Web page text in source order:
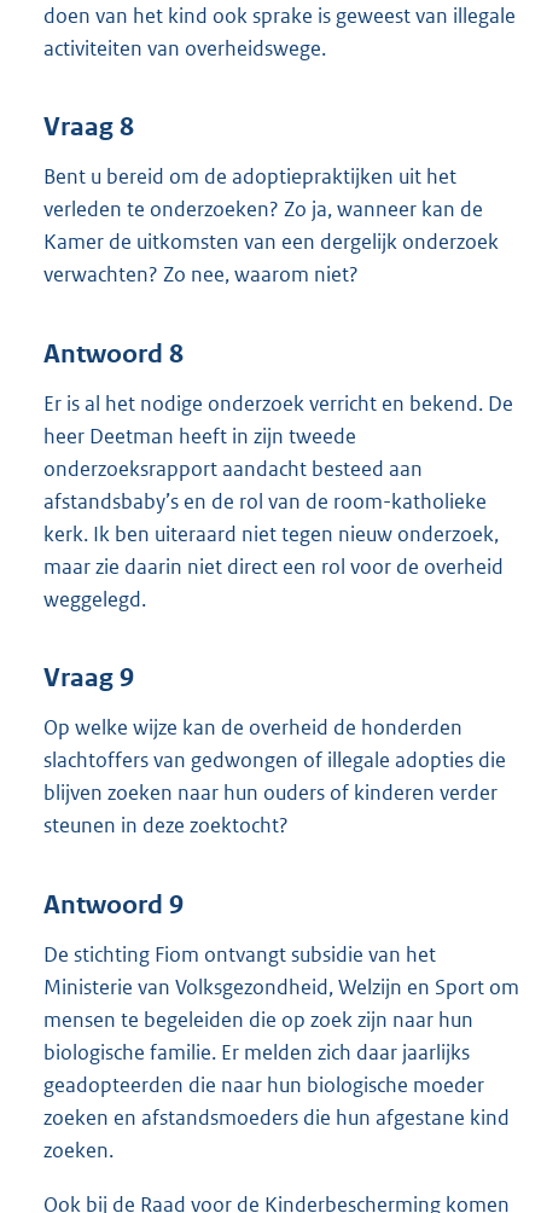
doen van het kind ook sprake is geweest van illegale
activiteiten van overheidswege.
Vraag 8
Bent u bereid om de adoptiepraktijken uit het
verleden te onderzoeken? Zo ja, wanneer kan de
Kamer de uitkomsten van een dergelijk onderzoek
verwachten? Zo nee, waarom niet?
Antwoord 8
Er is al het nodige onderzoek verricht en bekend. De
heer Deetman heeft in zijn tweede
onderzoeksrapport aandacht besteed aan
afstandsbaby’s en de rol van de room-katholieke
kerk. Ik ben uiteraard niet tegen nieuw onderzoek,
maar zie daarin niet direct een rol voor de overheid
weggelegd.
Vraag 9
Op welke wijze kan de overheid de honderden
slachtoffers van gedwongen of illegale adopties die
blijven zoeken naar hun ouders of kinderen verder
steunen in deze zoektocht?
Antwoord 9
De stichting Fiom ontvangt subsidie van het
Ministerie van Volksgezondheid, Welzijn en Sport om
mensen te begeleiden die op zoek zijn naar hun
biologische familie. Er melden zich daar jaarlijks
geadopteerden die naar hun biologische moeder
zoeken en afstandsmoeders die hun afgestane kind
zoeken.
Ook bij de Raad voor de Kinderbescherming komen